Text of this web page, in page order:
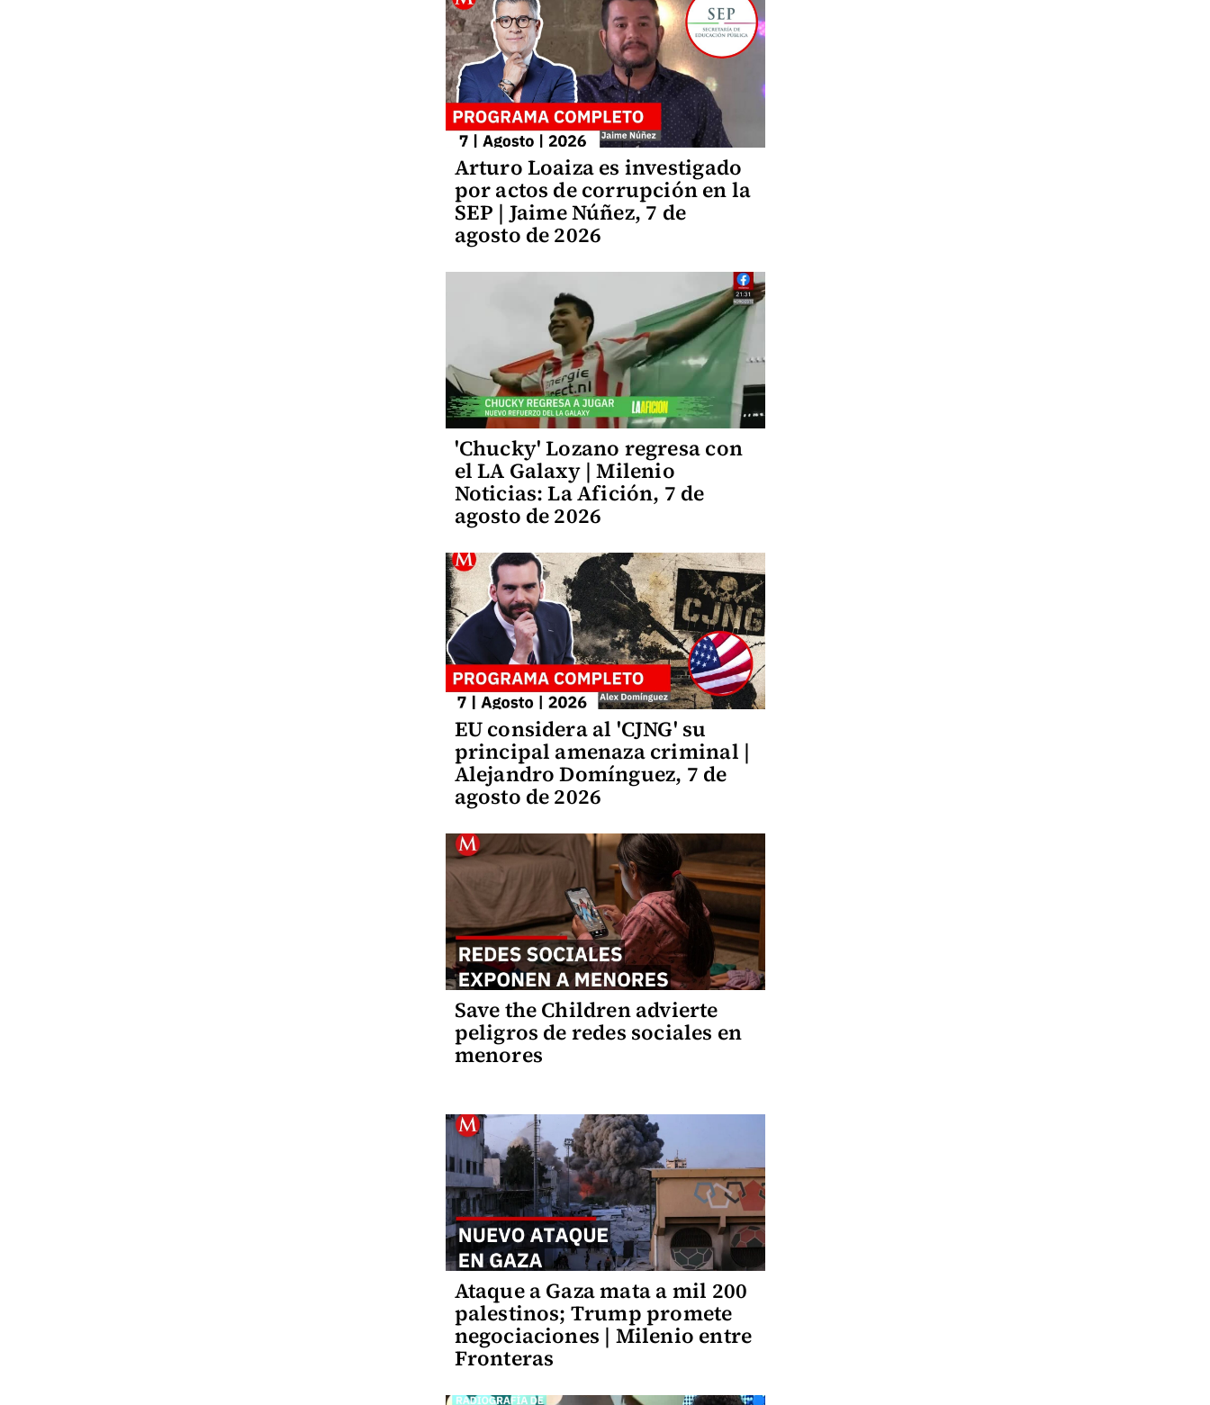
Arturo Loaiza es investigado
por actos de corrupción en la
SEP | Jaime Núñez, 7 de
agosto de 2026
'Chucky' Lozano regresa con
el LA Galaxy | Milenio
Noticias: La Afición, 7 de
agosto de 2026
EU considera al 'CJNG' su
principal amenaza criminal |
Alejandro Domínguez, 7 de
agosto de 2026
Save the Children advierte
peligros de redes sociales en
menores
Ataque a Gaza mata a mil 200
palestinos; Trump promete
negociaciones | Milenio entre
Fronteras